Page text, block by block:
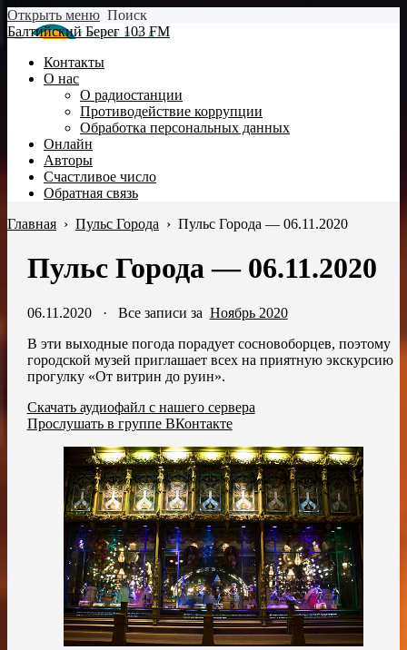
Открыть меню Поиск
Балтийский Берег 103 FM
Контакты
О нас
О радиостанции
Противодействие коррупции
Обработка персональных данных
Онлайн
Авторы
Счастливое число
Обратная связь
Главная › Пульс Города › Пульс Города — 06.11.2020
Пульс Города — 06.11.2020
06.11.2020· Все записи за Ноябрь 2020
В эти выходные погода порадует сосновоборцев, поэтому
городской музей приглашает всех на приятную экскурсию
прогулку «От витрин до руин».
Скачать аудиофайл с нашего сервера
Прослушать в группе ВКонтакте